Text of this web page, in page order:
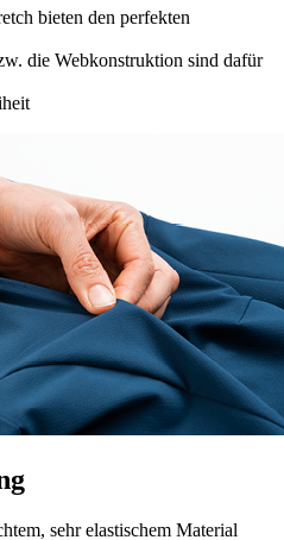
bieten den perfekten
die Webkonstruktion sind dafür
sehr elastischem Material